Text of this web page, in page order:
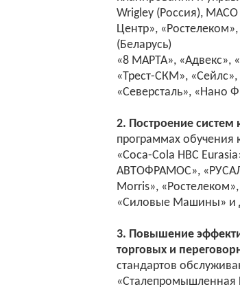
Wrigley (Россия), МАСО
Центр»,
(Беларусь)
«8 МАРТА»,
«Трест-СКМ», «Сейлс»,
«Северсталь», «Нано
2. Построение систем
программах обучения
«Coca-Cola HBC
АВТОФРАМОС»,
Morris»,
«Силовые Машины» и
3. Повышение
торговых и
стандартов
«Сталепромышленная